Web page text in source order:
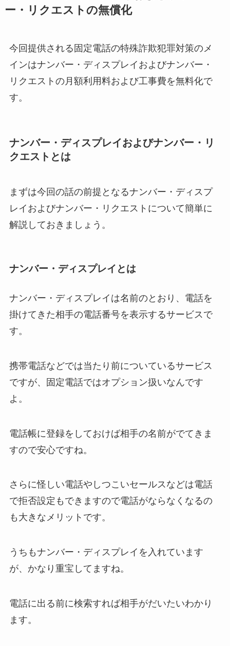
ー・リクエストの無償化
今回提供される固定電話の特殊詐欺犯罪対策のメ
インはナンバー・ディスプレイおよびナンバー・
リクエストの月額利用料および工事費を無料化で
す。
ナンバー・ディスプレイおよびナンバー・リ
クエストとは
まずは今回の話の前提となるナンバー・ディスプ
レイおよびナンバー・リクエストについて簡単に
解説しておきましょう。
ナンバー・ディスプレイとは
ナンバー・ディスプレイは名前のとおり、電話を
掛けてきた相手の電話番号を表示するサービスで
す。
携帯電話などでは当たり前についているサービス
ですが、固定電話ではオプション扱いなんです
よ。
電話帳に登録をしておけば相手の名前がでてきま
すので安心ですね。
さらに怪しい電話やしつこいセールスなどは電話
で拒否設定もできますので電話がならなくなるの
も大きなメリットです。
うちもナンバー・ディスプレイを入れています
が、かなり重宝してますね。
電話に出る前に検索すれば相手がだいたいわかり
ます。